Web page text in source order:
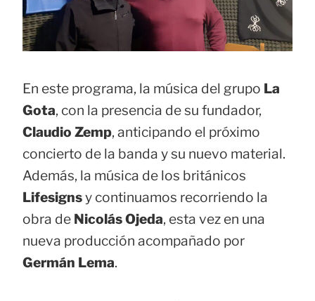
En este programa, la música del grupo La
Gota, con la presencia de su fundador,
Claudio Zemp, anticipando el próximo
concierto de la banda y su nuevo material.
Además, la música de los británicos
Lifesignsy continuamos recorriendo la
obra de Nicolás Ojeda, esta vez en una
nueva producción acompañado por
Germán Lema.